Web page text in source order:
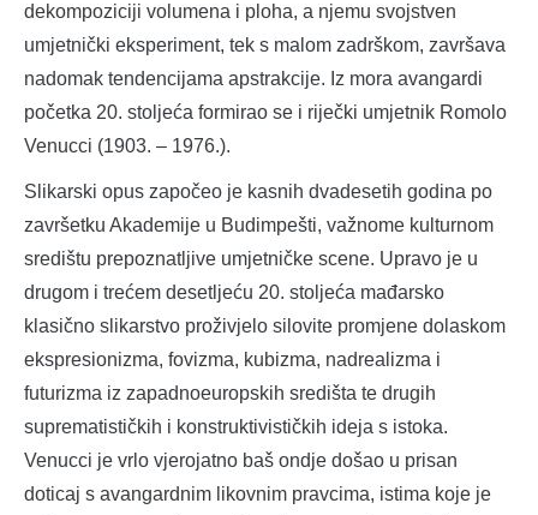
dekompoziciji volumena i ploha, a njemu svojstven
umjetnički eksperiment, tek s malom zadrškom, završava
nadomak tendencijama apstrakcije. Iz mora avangardi
početka 20. stoljeća formirao se i riječki umjetnik Romolo
Venucci (1903. – 1976.).
Slikarski opus započeo je kasnih dvadesetih godina po
završetku Akademije u Budimpešti, važnome kulturnom
središtu prepoznatljive umjetničke scene. Upravo je u
drugom i trećem desetljeću 20. stoljeća mađarsko
klasično slikarstvo proživjelo silovite promjene dolaskom
ekspresionizma, fovizma, kubizma, nadrealizma i
futurizma iz zapadnoeuropskih središta te drugih
suprematističkih i konstruktivističkih ideja s istoka.
Venucci je vrlo vjerojatno baš ondje došao u prisan
doticaj s avangardnim likovnim pravcima, istima koje je